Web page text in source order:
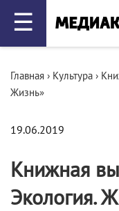
☰
Главная › Культура ›
Жизнь»
19.06.2019
Книжная
Экология.